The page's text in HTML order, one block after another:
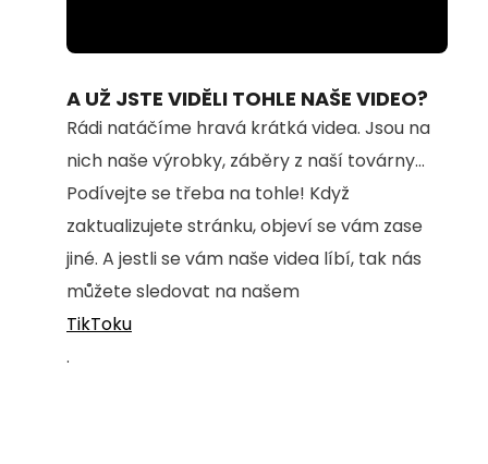
100.00%
A UŽ JSTE VIDĚLI TOHLE NAŠE VIDEO?
Rádi natáčíme hravá krátká videa. Jsou na
nich naše výrobky, záběry z naší továrny...
Podívejte se třeba na tohle! Když
zaktualizujete stránku, objeví se vám zase
jiné. A jestli se vám naše videa líbí, tak nás
můžete sledovat na našem
TikToku
.